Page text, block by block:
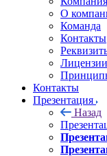
О
Команда
Контакты
Лицензии
Контакты
Презентация
Назад